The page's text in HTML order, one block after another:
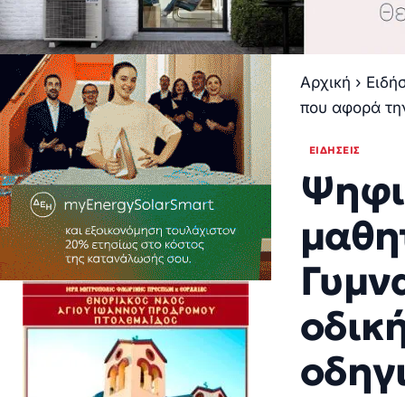
Αρχική ›
που αφορά
ΕΙΔΉΣΕΙΣ